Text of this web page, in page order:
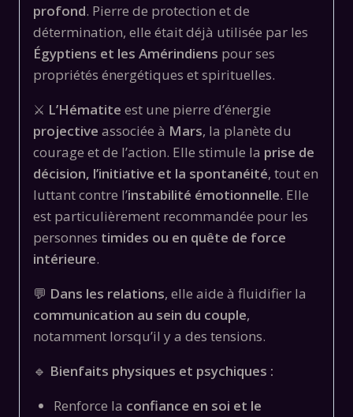
profond. Pierre de protection et de
détermination, elle était déjà utilisée par les
Égyptiens et les Amérindiens pour ses
propriétés énergétiques et spirituelles.
⚔️ L’Hématite est une pierre d’énergie
projective associée à Mars, la planète du
courage et de l’action. Elle stimule la prise de
décision, l’initiative et la spontanéité, tout en
luttant contre l’instabilité émotionnelle. Elle
est particulièrement recommandée pour les
personnes timides ou en quête de force
intérieure.
💬 Dans les relations, elle aide à fluidifier la
communication au sein du couple,
notamment lorsqu’il y a des tensions.
🔹 Bienfaits physiques et psychiques :
Renforce la confiance en soi et le